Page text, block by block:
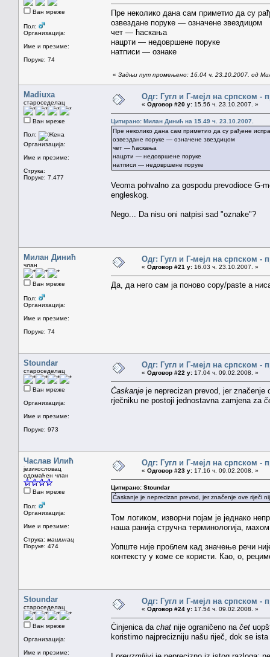
Ван мреже
Пол:
Организација:
Име и презиме:
Поруке: 74
Пре неколико дана сам приметио да су
озвездане поруке — означене звездицом
чет — ћаскања
нацрти — недовршене поруке
натписи — ознаке
« Задњи пут промењено: 16.04 ч. 23.10.2007. од
Madiuxa
староседелац
Ван мреже
Пол:
Организација:
Име и презиме:
Струка:
Поруке: 7.477
Одг: Гугл и Г-мејл на српском -
« Одговор #20 у: 15.56 ч. 23.10.2007. »
Цитирано: Милан Динић на 15.49 ч. 23.10.2007.
Пре неколико дана сам приметио да су рађене
озвездане поруке — означене звездицом
чет — ћаскања
нацрти — недовршене поруке
натписи — недовршене поруке
Veoma pohvalno za gospodu prevodioce G-
engleskog.
Nego... Da nisu oni natpisi sad "oznake"?
Милан Динић
члан
Ван мреже
Пол:
Организација:
Име и презиме:
Поруке: 74
Одг: Гугл и Г-мејл на српском -
« Одговор #21 у: 16.03 ч. 23.10.2007. »
Да, да него сам ја поново copy/paste а
Stoundar
староседелац
Ван мреже
Организација:
Име и презиме:
Поруке: 973
Одг: Гугл и Г-мејл на српском -
« Одговор #22 у: 17.04 ч. 09.02.2008. »
Ćaskanje je neprecizan prevod, jer
rječniku ne postoji jednostavna zamjena za
Часлав Илић
језикословац
одомаћен члан
Ван мреже
Пол:
Организација:
Име и презиме:
Струка: машинац
Поруке: 474
Одг: Гугл и Г-мејл на српском -
« Одговор #23 у: 17.16 ч. 09.02.2008. »
Цитирано: Stoundar
Ćaskanje je neprecizan prevod, jer značenje ove riječi
Том логиком, изворни појам је једнако
наша ранија стручна терминологија,
Уопште није проблем кад значење речи
контексту у коме се користи. Као, о,
Stoundar
староседелац
Ван мреже
Организација:
Име и презиме:
Одг: Гугл и Г-мејл на српском -
« Одговор #24 у: 17.54 ч. 09.02.2008. »
Činjenica da chat nije ograničeno na čet
koristimo najprecizniju našu riječ, dok se